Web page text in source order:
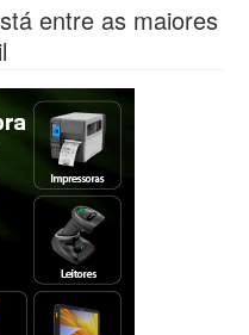
entre as maiores